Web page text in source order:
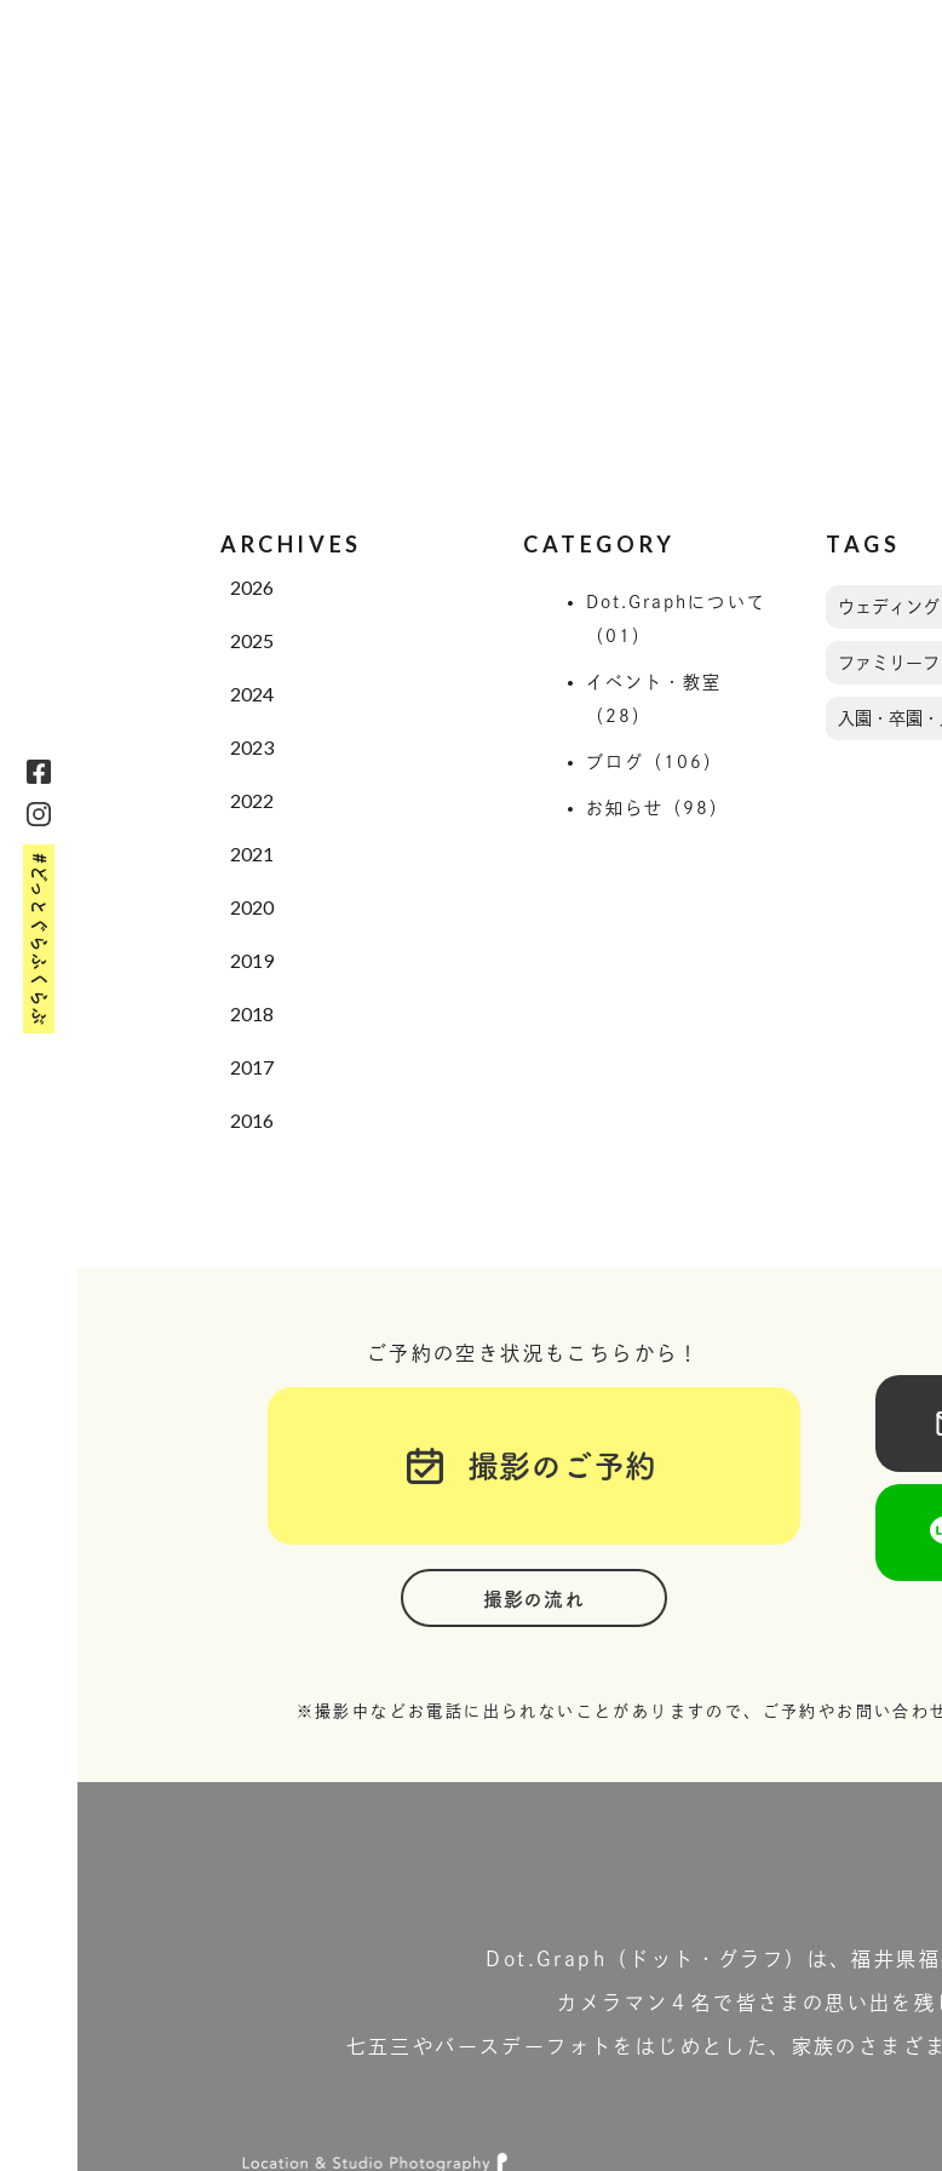
#どっとぐらふくらぶ
ARCHIVES
2026
2025
2024
2023
2022
2021
2020
2019
2018
2017
2016
CATEGORY
Dot.Graphについて
（01）
イベント・教室
（28）
ブログ（106）
お知らせ（98）
TAGS
ウェディング
ファミリーフ
入園・卒園
ご予約の空き状況もこちらから！
撮影のご予約
撮影の流れ
※撮影中などお電話に出られないことがありますので、ご予約やお問い合わ
Dot.Graph（ドット・グラフ）は、福井県
カメラマン４名で皆さまの思い出を残
七五三やバースデーフォトをはじめとした、家族のさまざ